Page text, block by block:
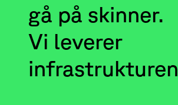
gå på skinner.
Vi leverer
infrastrukturen